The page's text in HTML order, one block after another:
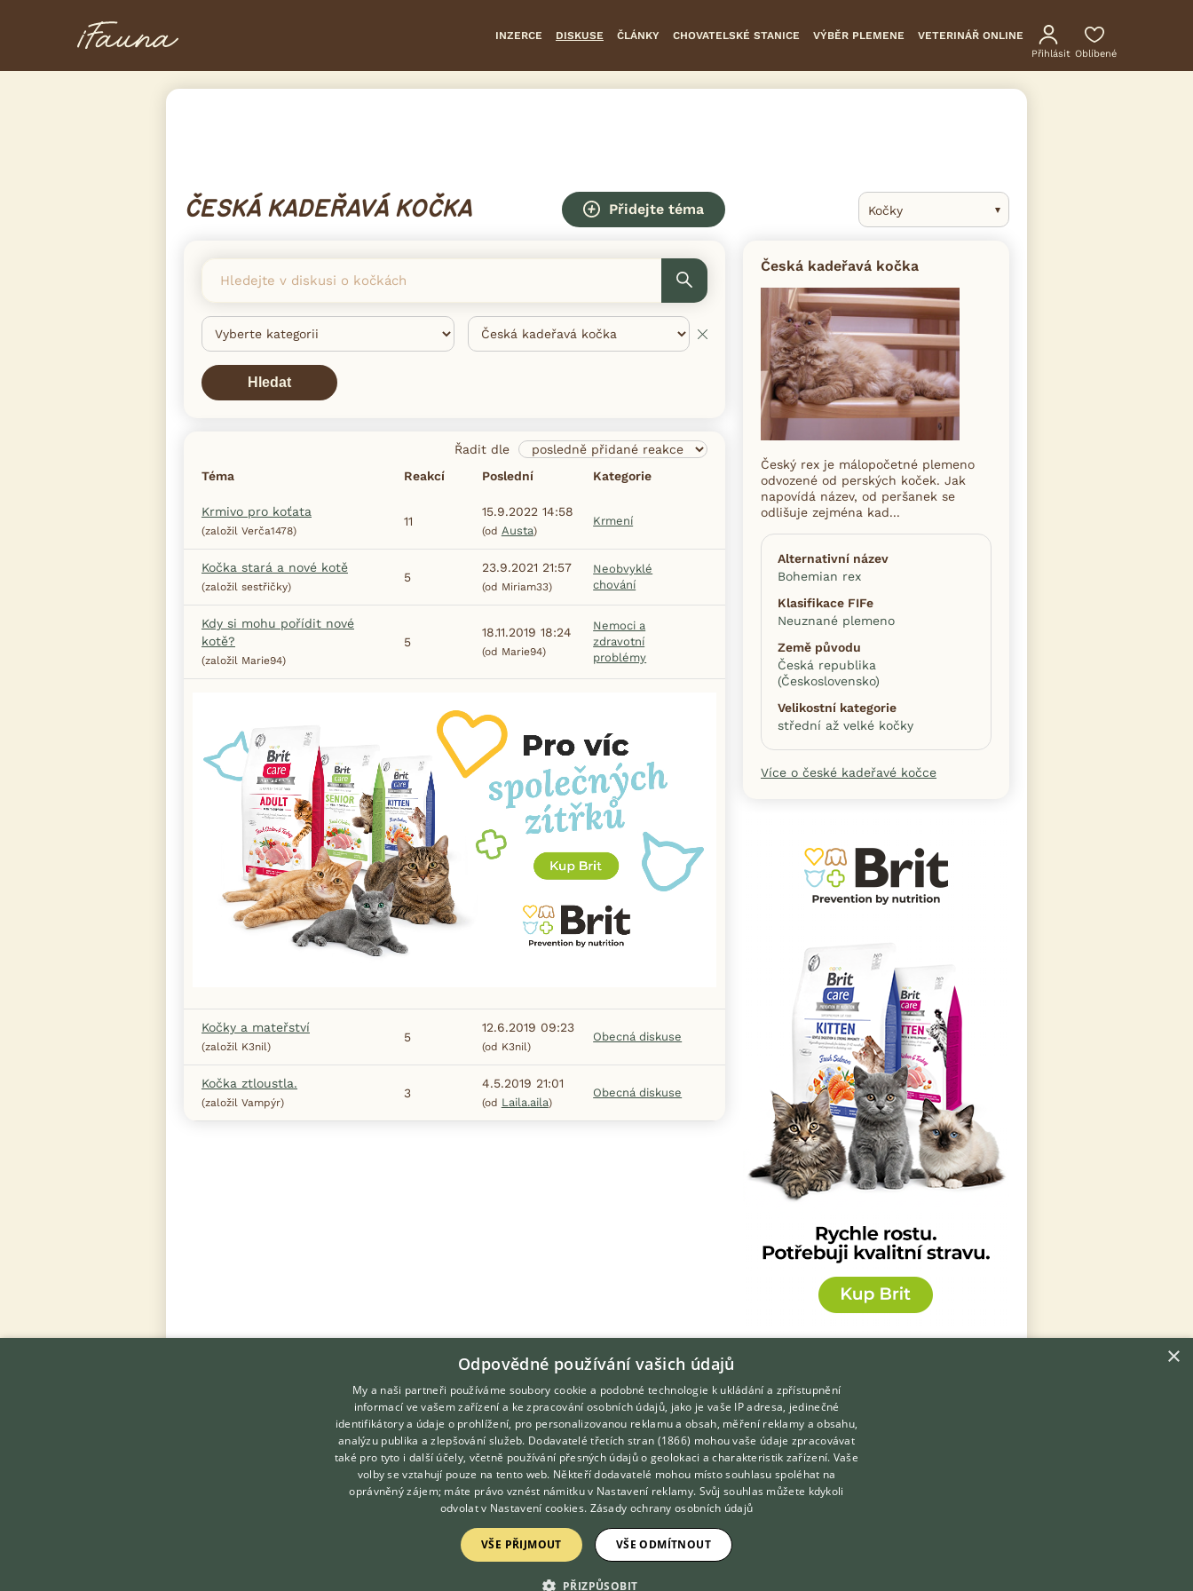
INZERCE DISKUSE ČLÁNKY CHOVATELSKÉ STANICE VÝBĚR PLEMENE VETERINÁŘ ONLINE
Přihlásit Oblíbené
ČESKÁ KADEŘAVÁ KOČKA Přidejte téma
Hledat
Řadit dle
Téma
Reakcí Poslední Kategorie
Krmivo pro koťata
(založil Verča1478)
11
15.9.2022 14:58
(od Austa)
Krmení
Kočka stará a nové kotě
(založil sestřičky)
5
23.9.2021 21:57
(od Miriam33)
Neobvyklé
chování
Kdy si mohu pořídit nové
kotě?
(založil Marie94)
5
18.11.2019 18:24
(od Marie94)
Nemoci a
zdravotní
problémy
Kočky a mateřství
(založil K3nil)
5
12.6.2019 09:23
(od K3nil)
Obecná diskuse
Kočka ztloustla.
(založil Vampýr)
3
4.5.2019 21:01
(od Laila.aila)
Obecná diskuse
Kočky
Česká kadeřavá kočka
Český rex je málopočetné plemeno
odvozené od perských koček. Jak
napovídá název, od peršanek se
odlišuje zejména kad...
Alternativní název
Bohemian rex
Klasifikace FIFe
Neuznané plemeno
Země původu
Česká republika
(Československo)
Velikostní kategorie
střední až velké kočky
Více o české kadeřavé kočce
KONTAKT DO REDAKCE
DOMOVSKÁ STRÁNKA
INZERCE
DISKUSE
CHOVATELSKÉ STANICE
O nás
Kontakt
Možnosti zvýraznění inzerátů
Zpracování osobních údajů
×
Odpovědné používání vašich údajů
My a naši partneři používáme soubory cookie a podobné technologie k ukládání a zpřístupnění
informací ve vašem zařízení a ke zpracování osobních údajů, jako je vaše IP adresa, jedinečné
identifikátory a údaje o prohlížení, pro personalizovanou reklamu a obsah, měření reklamy a obsahu,
analýzu publika a zlepšování služeb. Dodavatelé třetích stran (1866) mohou vaše údaje zpracovávat
také pro tyto i další účely, včetně používání přesných údajů o geolokaci a charakteristik zařízení. Vaše
volby se vztahují pouze na tento web. Někteří dodavatelé mohou místo souhlasu spoléhat na
oprávněný zájem; máte právo vznést námitku v Nastavení reklamy. Svůj souhlas můžete kdykoli
odvolat v Nastavení cookies. Zásady ochrany osobních údajů
VŠE PŘIJMOUT VŠE ODMÍTNOUT
PŘIZPŮSOBIT